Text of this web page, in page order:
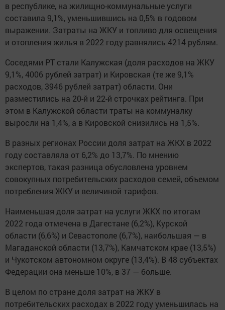
в республике, на жилищно-коммунальные услуги
составила 9,1%, уменьшившись на 0,5% в годовом
выражении. Затраты на ЖКУ и топливо для освещения
и отопления жилья в 2022 году равнялись 4214 рублям.
Соседями РТ стали Калужская (доля расходов на ЖКУ
9,1%, 4006 рублей затрат) и Кировская (те же 9,1%
расходов, 3946 рублей затрат) области. Они
разместились на 20-й и 22-й строчках рейтинга. При
этом в Калужской области траты на коммуналку
выросли на 1,4%, а в Кировской снизились на 1,5%.
В разных регионах России доля затрат на ЖКХ в 2022
году составляла от 6,2% до 13,7%. По мнению
экспертов, такая разница обусловлена уровнем
совокупных потребительских расходов семей, объемом
потребления ЖКУ и величиной тарифов.
Наименьшая доля затрат на услуги ЖКХ по итогам
2022 года отмечена в Дагестане (6,2%), Курской
области (6,6%) и Севастополе (6,7%), наибольшая — в
Магаданской области (13,7%), Камчатском крае (13,5%)
и Чукотском автономном округе (13,4%). В 48 субъектах
Федерации она меньше 10%, в 37 — больше.
В целом по стране доля затрат на ЖКУ в
потребительских расходах в 2022 году уменьшилась на